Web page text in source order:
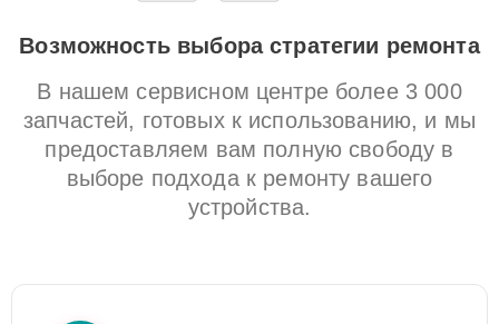
Возможность выбора стратегии ремонта
В нашем сервисном центре более 3 000
запчастей, готовых к использованию, и мы
предоставляем вам полную свободу в
выборе подхода к ремонту вашего
устройства.